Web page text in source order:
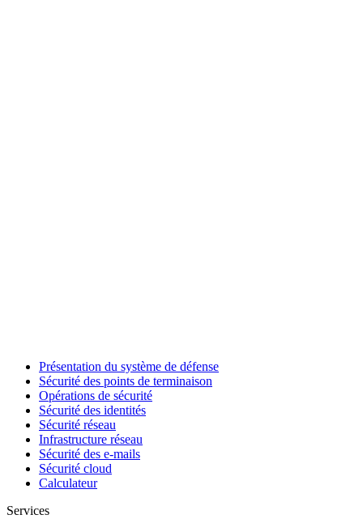
Présentation du système de défense
Sécurité des points de terminaison
Opérations de sécurité
Sécurité des identités
Sécurité réseau
Infrastructure réseau
Sécurité des e-mails
Sécurité cloud
Calculateur
Services